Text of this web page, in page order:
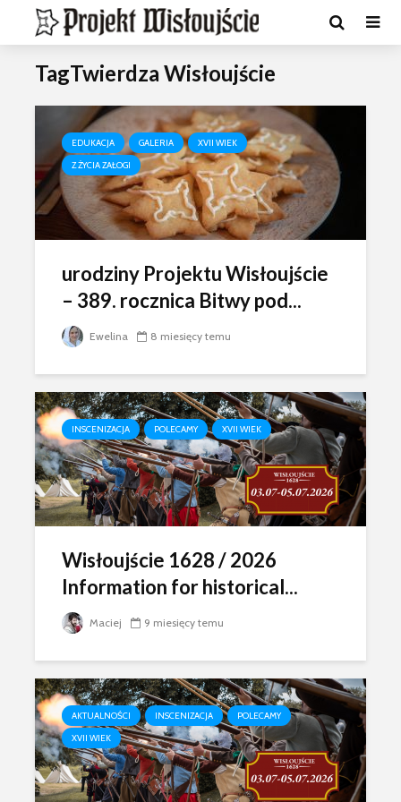
TagTwierdza Wisłoujście
EDUKACJA GALERIA
XVII WIEK
Z ŻYCIA ZAŁOGI
urodziny Projektu Wisłoujście
– 389. rocznica Bitwy pod...
Ewelina 8 miesięcy temu
INSCENIZACJA POLECAMY XVII WIEK
Wisłoujście 1628 / 2026
Information for historical...
Maciej 9 miesięcy temu
AKTUALNOŚCI INSCENIZACJA
POLECAMY
XVII WIEK